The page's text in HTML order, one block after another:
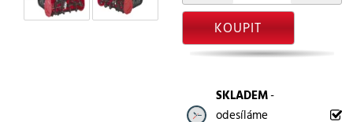
KOUPIT
SKLADEM-
odesíláme